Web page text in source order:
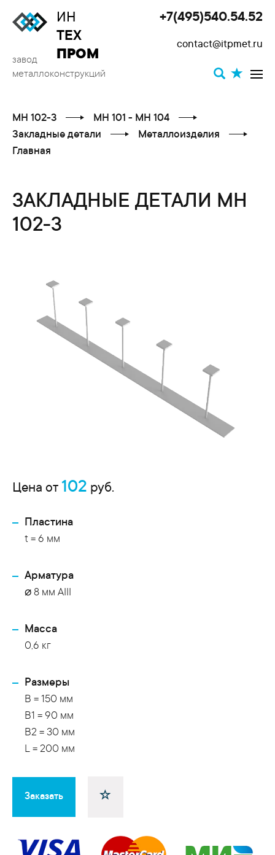
ИН
ТЕХ
ПРОМ
завод
металлоконструкций
+7(495)540.54.52
contact@itpmet.ru
МН 102-3
МН 101 - МН 104
Закладные детали
Металлоизделия
Главная
ЗАКЛАДНЫЕ ДЕТАЛИ МН
102-3
Цена от 102 руб.
Пластина
t = 6 мм
Арматура
⌀ 8 мм АIII
Масса
0,6 кг
Размеры
B = 150 мм
B1 = 90 мм
B2 = 30 мм
L = 200 мм
Заказать